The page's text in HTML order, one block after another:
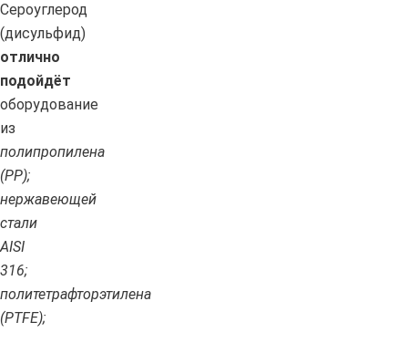
Сероуглерод
(дисульфид)
отлично
подойдёт
оборудование
из
полипропилена
(PP);
нержавеющей
стали
AISI
316;
политетрафторэтилена
(PTFE);